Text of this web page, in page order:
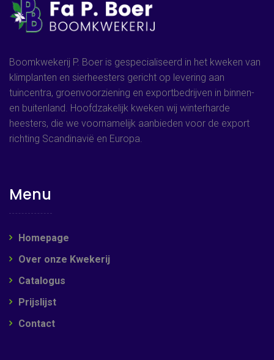
Boomkwekerij P. Boer is gespecialiseerd in het kweken van
klimplanten en sierheesters gericht op levering aan
tuincentra, groenvoorziening en exportbedrijven in binnen-
en buitenland. Hoofdzakelijk kweken wij winterharde
heesters, die we voornamelijk aanbieden voor de export
richting Scandinavië en Europa.
Menu
Homepage
Over onze Kwekerij
Catalogus
Prijslijst
Contact